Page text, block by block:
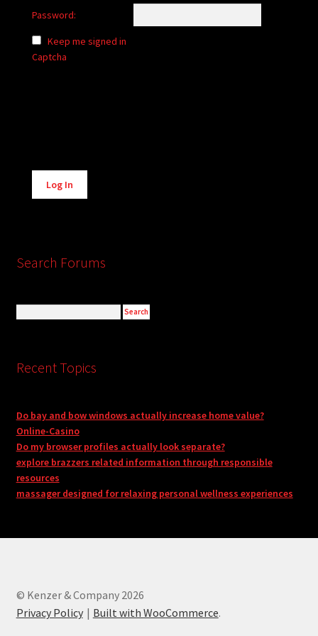
Password:
Keep me signed in
Captcha
Alternative:
Log In
Search Forums
Recent Topics
Do bay and bow windows actually increase home value?
Online-Casino
Do my browser profiles actually look separate?
explore brazzers related information through responsible
resources
massager designed for relaxing personal wellness experiences
© Kenzer & Company 2026
Privacy Policy
Built with WooCommerce.